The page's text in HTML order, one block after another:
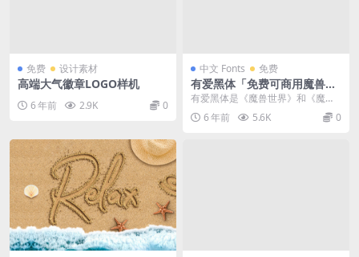
免费 设计素材
高端大气徽章LOGO样机
6 年前 2.9K 0
中文 Fonts 免费
有爱黑体「免费可商用魔兽字
体包」
有爱黑体是《魔兽世界》和《魔兽
世界：经典怀旧服》字体包，支持
所有语言。有爱黑体是...
6 年前 5.6K 0